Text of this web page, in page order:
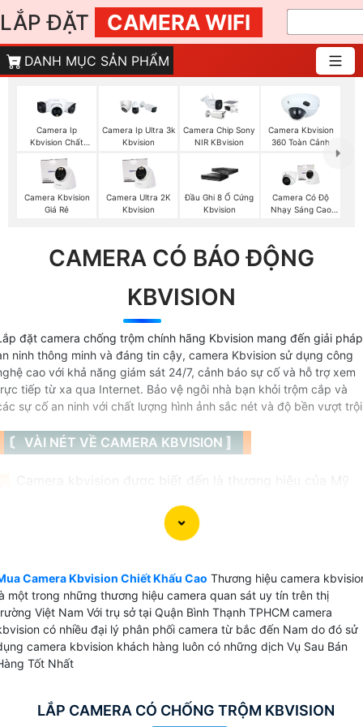
LẮP ĐẶT CAMERA WIFI
DANH MỤC SẢN PHẨM
Camera Ip
Kbvision Chất
Camera Ip Ultra 3k
Kbvision
Camera Chip Sony
NIR KBvision
Camera Kbvision
360 Toàn Cảnh
Camera Kbvision
Giá Rẻ
Camera Ultra 2K
Kbvision
Đầu Ghi 8 Ổ Cứng
Kbvision
Camera Có Độ
Nhạy Sáng Cao
CAMERA CÓ BÁO ĐỘNG
KBVISION
đặt camera chống trộm chính hãng Kbvision mang đến giải pháp
ninh thông minh và đáng tin cậy, camera Kbvision sử dụng công
cao với khả năng giám sát 24/7, cảnh báo sự cố và hỗ trợ xem
tiếp từ xa qua Internet. Bảo vệ ngôi nhà bạn khỏi trộm cắp và
sự cố an ninh với chất lượng hình ảnh sắc nét và độ bền vượt
〘 VÀI NÉT VỀ CAMERA KBVISION 〛
Camera kbvision được biết đến là thương hiệu của Mỹ
IP, camera wifi với thương hiệu kbone và camera
analog thông thường là HD CVI với chất lượng hình ảnh
dự án nhà nước do tính bảo mật cao dễ dàng tích
nhiều hệ thống.
phẩm được sản xuất và nhập khẩu nguyên chiết từ Trung Quốc có nguồn
Camera Kbvision Chiết Khấu Cao Thương hiệu camera
một trong những thương hiệu camera quan sát uy tín trên thị
Việt Nam Với trụ sở tại Quận Bình Thạnh TPHCM camera
có nhiều đại lý phân phối camera từ bắc đến Nam do đó sử
camera kbvision khách hàng luôn có những dịch Vụ Sau Bán
Tốt Nhất
LẮP CAMERA CÓ CHỐNG TRỘM KBVISION